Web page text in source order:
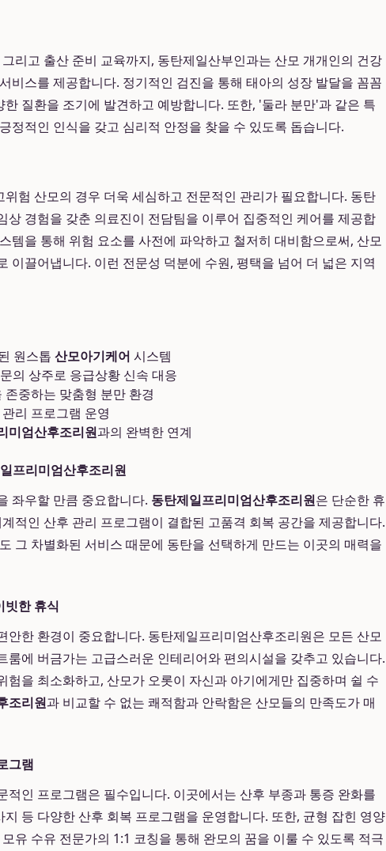
리고 출산 준비 교육까지, 동탄제일산부인과는 산모 개개인의 건강
비스를 제공합니다. 정기적인 검진을 통해 태아의 성장 발달을 꼼꼼
질환을 조기에 발견하고 예방합니다. 또한, '둘라 분만'과 같은 특
정적인 인식을 갖고 심리적 안정을 찾을 수 있도록 돕습니다.
험 산모의 경우 더욱 세심하고 전문적인 관리가 필요합니다. 동탄
상 경험을 갖춘 의료진이 전담팀을 이루어 집중적인 케어를 제공합
템을 통해 위험 요소를 사전에 파악하고 철저히 대비함으로써, 산모
이끌어냅니다. 이런 전문성 덕분에 수원, 평택을 넘어 더 넓은 지역
원스톱 산모아기케어 시스템
의 상주로 응급상황 신속 대응
중하는 맞춤형 분만 환경
리 프로그램 운영
미엄산후조리원과의 완벽한 연계
프리미엄산후조리원
좌우할 만큼 중요합니다. 동탄제일프리미엄산후조리원은 단순한 휴
적인 산후 관리 프로그램이 결합된 고품격 회복 공간을 제공합니다.
그 차별화된 서비스 때문에 동탄을 선택하게 만드는 이곳의 매력을
빗한 휴식
안한 환경이 중요합니다. 동탄제일프리미엄산후조리원은 모든 산모
룸에 버금가는 고급스러운 인테리어와 편의시설을 갖추고 있습니다.
험을 최소화하고, 산모가 오롯이 자신과 아기에게만 집중하며 쉴 수
조리원과 비교할 수 없는 쾌적함과 안락함은 산모들의 만족도가 매
그램
적인 프로그램은 필수입니다. 이곳에서는 산후 부종과 통증 완화를
등 다양한 산후 회복 프로그램을 운영합니다. 또한, 균형 잡힌 영양
유 수유 전문가의 1:1 코칭을 통해 완모의 꿈을 이룰 수 있도록 적극